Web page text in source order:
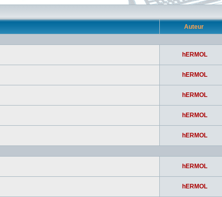
Auteur
hERMOL
hERMOL
hERMOL
hERMOL
hERMOL
hERMOL
hERMOL